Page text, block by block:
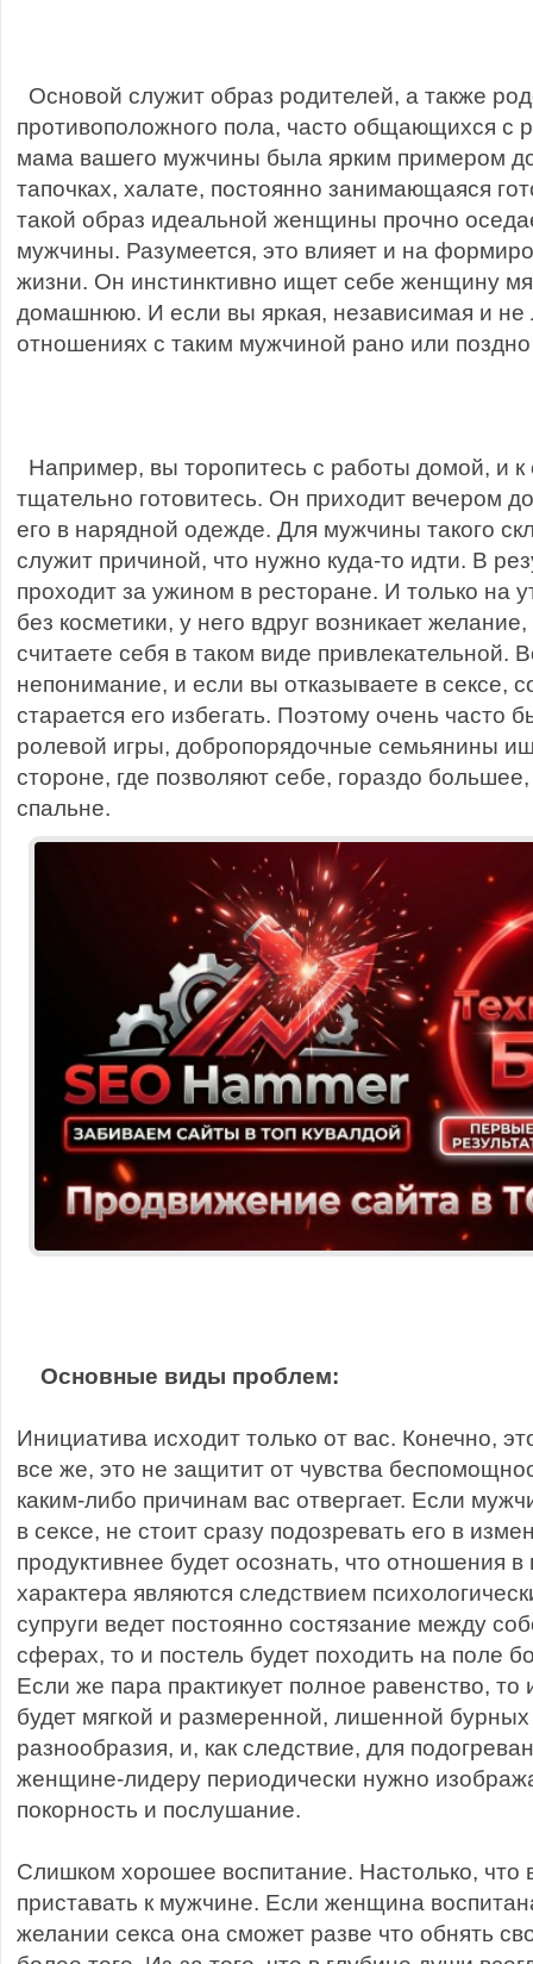
Основой служит образ родителей, а также
противоположного пола, часто общающихся с
мама вашего мужчины была ярким примером
тапочках, халате, постоянно занимающаяся
такой образ идеальной женщины прочно
мужчины. Разумеется, это влияет и на
жизни. Он инстинктивно ищет себе женщину
домашнюю. И если вы яркая, независимая и не
отношениях с таким мужчиной рано или
Например, вы торопитесь с работы домой, и к
тщательно готовитесь. Он приходит вечером
его в нарядной одежде. Для мужчины такого
служит причиной, что нужно куда-то идти. В
проходит за ужином в ресторане. И только на
без косметики, у него вдруг возникает
считаете себя в таком виде привлекательной.
непонимание, и если вы отказываете в сексе,
старается его избегать. Поэтому очень часто
ролевой игры, добропорядочные семьянины
стороне, где позволяют себе, гораздо
спальне.
Основные виды проблем:
Инициатива исходит только от вас. Конечно,
все же, это не защитит от чувства
каким-либо причинам вас отвергает. Если
в сексе, не стоит сразу подозревать его в
продуктивнее будет осознать, что отношения в
характера являются следствием
супруги ведет постоянно состязание между
сферах, то и постель будет походить на поле
Если же пара практикует полное равенство, то
будет мягкой и размеренной, лишенной
разнообразия, и, как следствие, для
женщине-лидеру периодически нужно
покорность и послушание.
Слишком хорошее воспитание. Настолько, что
приставать к мужчине. Если женщина
желании секса она сможет разве что обнять